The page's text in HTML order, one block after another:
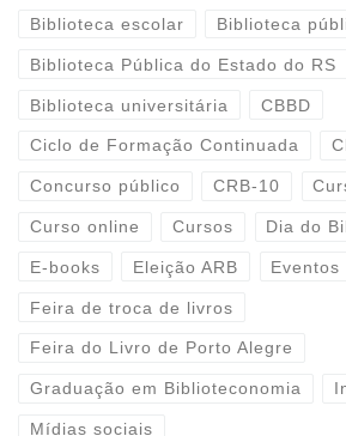
Biblioteca escolar Biblioteca
Biblioteca Pública do Estado do RS
Biblioteca universitária CBBD
Ciclo de Formação Continuada
Concurso público CRB-10
Curso online Cursos Dia do
E-books Eleição ARB Eventos
Feira de troca de livros
Feira do Livro de Porto Alegre
Graduação em Biblioteconomia
Mídias sociais